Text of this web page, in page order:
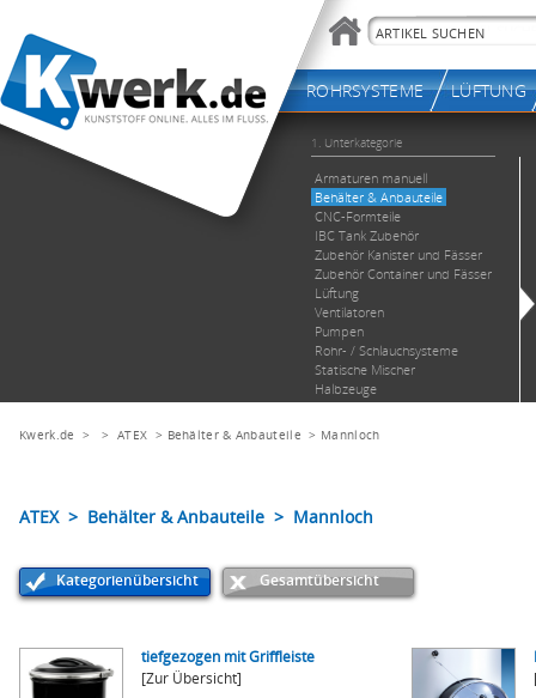
Kwerk.de > >ATEX > Behälter & Anbauteile > Mannloch
ATEX > Behälter & Anbauteile > Mannloch
Kategorienübersicht Gesamtübersicht
tiefgezogen mit Griffleiste
[Zur Übersicht]